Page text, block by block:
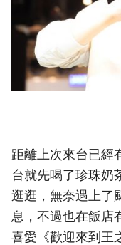
距離上次來台已經
台就先喝了珍珠奶
逛逛，無奈遇上了
息，不過也在飯店
喜愛《歡迎來到王